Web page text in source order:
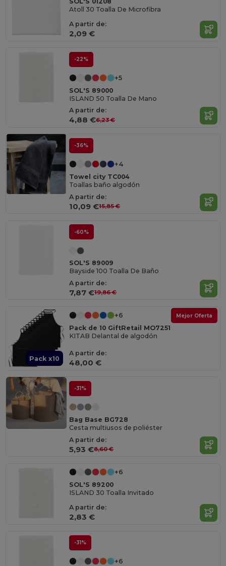
Atoll 30 Toalla De Microfibra
A partir de:
2,09 €
-22%
+5
SOL'S 89000
ISLAND 50 Toalla De Mano
A partir de:
4,88 €6,23 €
-36%
+4
Towel city TC004
Toallas baño algodón
A partir de:
10,09 €15,85 €
-60%
SOL'S 89009
Bayside 100 Toalla De Baño
A partir de:
7,87 €19,86 €
Pack x10
Mejor Oferta
+6
Pack de 10 GiftRetail MO7251
KITAB Delantal de algodón
A partir de:
48,00 €
-31%
Bag Base BG728
Cesta multiusos de poliéster
A partir de:
5,93 €8,60 €
+6
SOL'S 89200
ISLAND 30 Toalla Invitado
A partir de:
2,83 €
-31%
+6